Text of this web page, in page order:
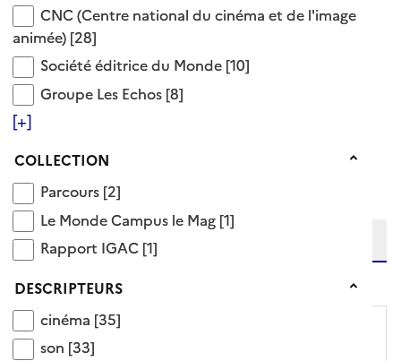
CNC (Centre national du cinéma et de l'image
CNC (Centre national du cinéma et de l'image
animée) [28]
Société éditrice du Monde
Société éditrice du Monde [10]
Groupe Les Echos
Groupe Les Echos [8]
[+]
Collection
COLLECTION
Parcours
Parcours [2]
Le Monde Campus le Mag
Le Monde Campus le Mag [1]
Rapport IGAC
Rapport IGAC [1]
Descripteurs
DESCRIPTEURS
cinéma
cinéma [35]
son son [33]
script
son
Synonyme(s)
lumière
93 Documents disponibles dans cette catégorie
Tris disponibles (Ouverture d'une modale)
Ajouter le résultat au panier
Affiner la recherche
Etendre la recherche sur